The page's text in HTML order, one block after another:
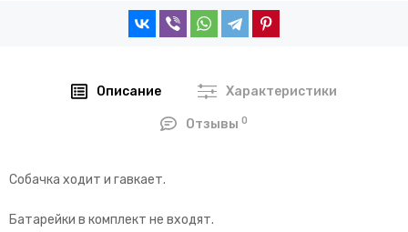
Описание Характеристики
Отзывы0
Собачка ходит и гавкает.
Батарейки в комплект не входят.